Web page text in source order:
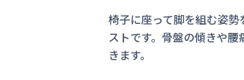
椅子に座って脚を組む姿
ストです。骨盤の傾きや
きます。